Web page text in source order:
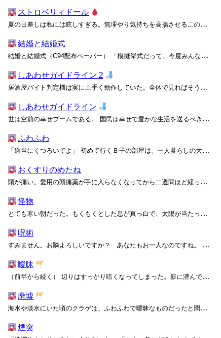
ストロベリィドール
夏の日差しは私には眩しすぎる。無理やり気持ちを高揚させるこの陽光は、大事にしなきゃいけないものを全部隠してしまうから。 電車に一時間ほど揺られ、私の目的地を告げるアナウンスを聞く。駅のホームに降り立つと、既に待ち合わせの時間からは幾分過ぎていた。 休日の昼下がりとは言え、この...
結婚と結婚式
結婚と結婚式（C94配布ペーパー） 「模擬挙式だって。今度みんなで行ってみない？」 マヤが放課後に持ってきた週末の予定は、いつものとはかなり方向性が違っていた。差し出されたパンフレットには、ウェディングチャペルの写真と共に「二人の夢、永遠に」とおしゃれなフォントが踊っている。...
しあわせガイドライン 2
居酒屋バイト判定機は実に上手く動作していた。全体で見ればそうだろう。 私が持っている「しあわせガイドライン」には、こう書いてある。 幸せなみなさんのうち、満十八歳になった人は一ヶ月以内に職業適性テストを受けなければなりません。適性テストには当日のテスト結果に加え、これまでの学...
しあわせガイドライン
世は空前の幸せブームである。 国民は幸せで豊かな生活を送るべきだとされ、その実現を最優先とする政策が続いた。その目標から外れた生き方は非道徳的なものとしてしばしば批判され、国だけでなく周囲からも白い目を向けられてしまう。何が幸せで、どうすると豊かなのかを国が決定する時代に入った...
ふわふわ
「適当にくつろいでよ」 初めて行くＢ子の部屋は、一人暮らしの大学生のそれにしては綺麗だった。少なくとも、同じ一人暮らしの女子大生の私の部屋よりは整っている。フローリングの床に、ガラスのテーブルとクローゼットと、本棚にベッド。それと、もう一つある黒い棚の上に四十センチほどの水槽が...
おくすりのめたね
頭が痛い。愛用の頭痛薬が手に入らなくなってから二週間ほど経った。変だなぁ、とぼんやり思いながら日々を過ごしている。頭が痛い。 私は時々、妙な頭痛に悩まされている。 朝起きると、ぴりっとした刺激の後に頭の芯からずんとした痛みが漏れ出す。その痛みがぐるぐる脳を回っていく感覚が、た...
怪物
とても寒い朝だった。もくもくとした息が真っ白で、太陽が当たってよく輝いている。 「ハカセがね、本当は私は人間じゃないって言うの」 Ｂ子が急にそう言った。いつもより小さくて不安そうで、絞り出したような声だ。歩きながら誤魔化すように、私に聞こえないふりをする余地があるように。 ...
呪術
すみません。お隣よろしいですか？ あなたもお一人なのですね。 そうですね。少し気になったというか、昔の知り合いとよく似ていましたので。 聞きたい、ですか？ 別にかまいませんが、すごく面白い話ではないのです。ただ、呪術から抜け出せない滑稽な大人のお話ですから。いいですか？ それ...
曖昧
（前半から続く） 辺りはすっかり暗くなってしまった。影に潜んで動かなかったクラゲの群れもすっかり自由に動き出し、夜の空気が一帯を支配する。そろそろ夜露を凌げるような場所を見つけないと、闇に飲まれて死んでしまいそうだわ。 それにしても、霧が強い。少し歩くと顔がほんのり湿るという...
廃墟
海水や淡水にいた頃のクラゲは、ふわふわで曖昧なものだったと聞いています。そうですね……少なくとも、わざわざナイフで切り刻む必要はなかったのでしょう。 クラゲは全て絶滅してしまいました。私たちも、いつか絶滅するのでしょうか？ 高架の終点からさらに少し北上すると、中心市街地らしき...
煙突